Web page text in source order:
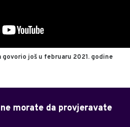
govorio još u februaru 2021. godine
morate da provjeravate